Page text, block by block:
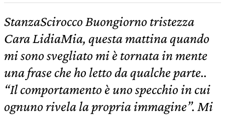
StanzaScirocco Buongiorno tristezza
Cara LidiaMia, questa mattina quando
mi sono svegliato mi è tornata in mente
una frase che ho letto da qualche parte..
“Il comportamento è uno specchio in cui
ognuno rivela la propria immagine”. Mi